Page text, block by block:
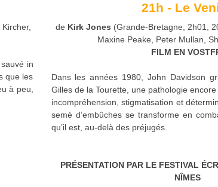
in
que les
à peu,
21h - Le
de Kirk Jones (Grande-Bretagne, 2h01,
Maxine Peake, Peter Mullan,
FILM EN
Dans les années 1980, John Davidson
Gilles de la Tourette, une pathologie
incompréhension, stigmatisation et
semé d’embûches se transforme en
qu’il est, au-delà des préjugés.
PRÉSENTATION PAR LE FESTIVAL
NÎMES